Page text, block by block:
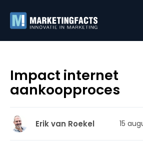
Impact internet
aankoopproces
Erik van Roekel 15